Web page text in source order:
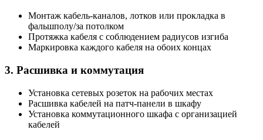
Монтаж кабель-каналов, лотков или прокладка в
фальшполу/за потолком
Протяжка кабеля с соблюдением радиусов изгиба
Маркировка каждого кабеля на обоих концах
3. Расшивка и коммутация
Установка сетевых розеток на рабочих местах
Расшивка кабелей на патч-панели в шкафу
Установка коммутационного шкафа с организацией
кабелей